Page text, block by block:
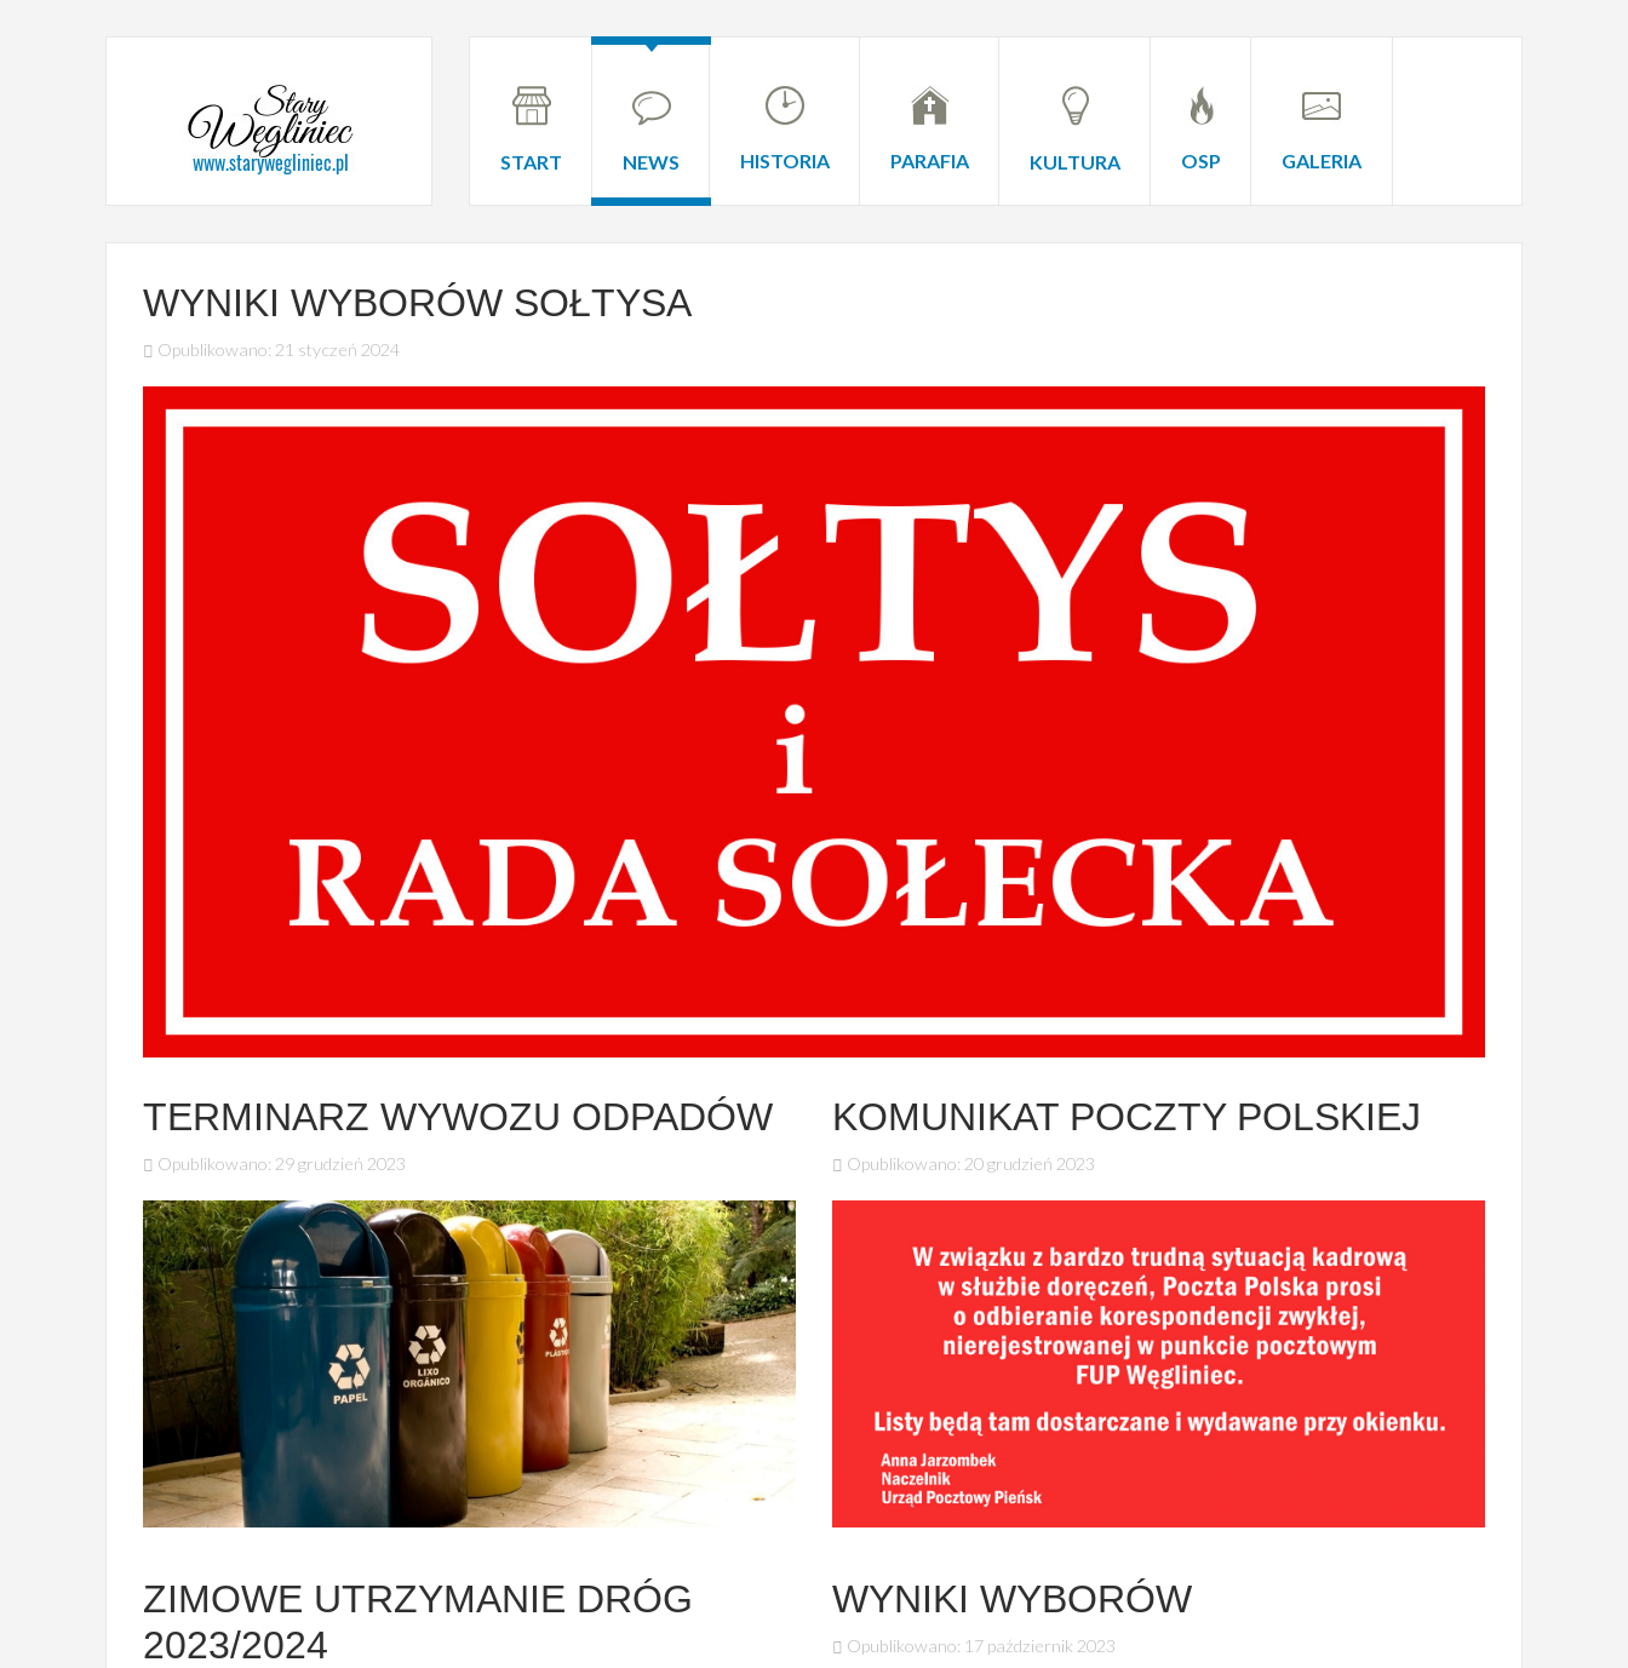
START NEWS HISTORIA PARAFIA KULTURA OSP GALERIA
WYNIKI WYBORÓW SOŁTYSA
Opublikowano: 21 styczeń 2024
TERMINARZ WYWOZU ODPADÓW
Opublikowano: 29 grudzień 2023
KOMUNIKAT POCZTY POLSKIEJ
Opublikowano: 20 grudzień 2023
ZIMOWE UTRZYMANIE DRÓG
2023/2024
WYNIKI WYBORÓW
Opublikowano: 17 październik 2023